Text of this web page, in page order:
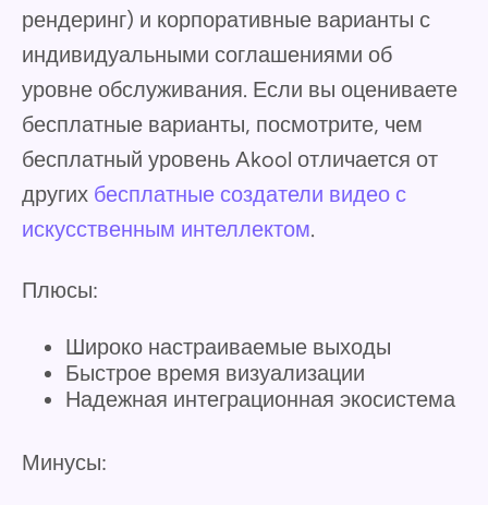
рендеринг) и корпоративные варианты с
индивидуальными соглашениями об
уровне обслуживания. Если вы оцениваете
бесплатные варианты, посмотрите, чем
бесплатный уровень Akool отличается от
других бесплатные создатели видео с
искусственным интеллектом.
Плюсы:
Широко настраиваемые выходы
Быстрое время визуализации
Надежная интеграционная экосистема
Минусы: